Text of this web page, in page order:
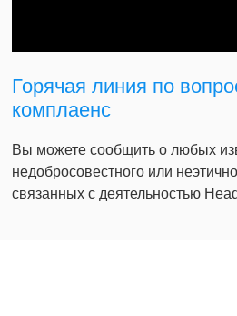
Горячая линия по
комплаенс
Вы можете сообщить о любых
недобросовестного или
связанных с деятельностью